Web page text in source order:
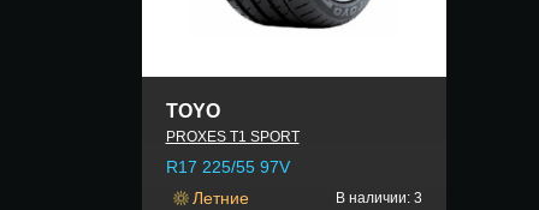
TOYO
PROXES T1 SPORT
R17 225/55 97V
Летние
В наличии: 3